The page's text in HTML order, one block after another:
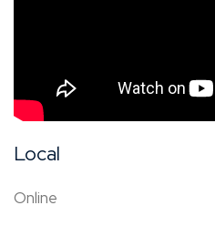
Local
Online